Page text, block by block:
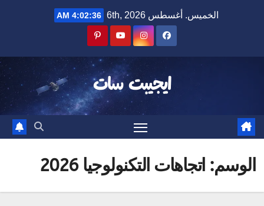
الخميس. أغسطس 6th, 2026 4:02:36 AM
ايجيبت سات
الوسم:اتجاهات التكنولوجيا 2026